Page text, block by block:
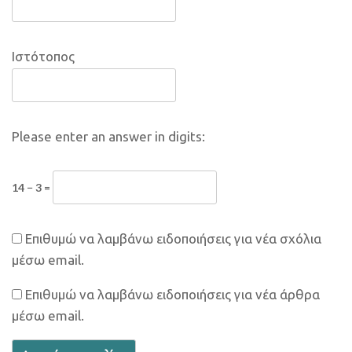
Ιστότοπος
Please enter an answer in digits:
14 − 3 =
Επιθυμώ να λαμβάνω ειδοποιήσεις για νέα σχόλια
μέσω email.
Επιθυμώ να λαμβάνω ειδοποιήσεις για νέα άρθρα
μέσω email.